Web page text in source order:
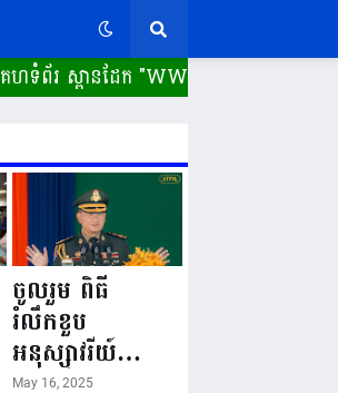
ស្ពានដែក​
ចូលរួម ពិធី
រំលឹកខួប
អនុស្សាវរីយ៍
លើកទី៨០ ថ្ងៃ
May 16, 2025